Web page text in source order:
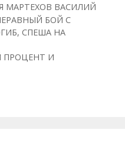
МАРТЕХОВ ВАСИЛИЙ
БОЙ С
СПЕША НА
И